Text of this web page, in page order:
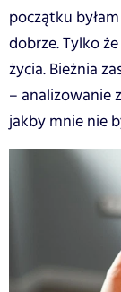
początku
dobrze. Tylko
życia. Bieżnia
– analizowanie
jakby mnie nie